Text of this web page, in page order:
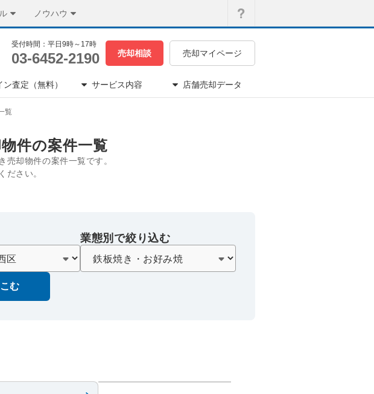
ノウハウ
受付時間：平日9時～17時
03-6452-2190 売却相談 売却マイページ
ン査定（無料） サービス内容 店舗売却データ
覧
件の案件一覧
却物件の案件一覧です。
ださい。
業態別で絞り込む
む